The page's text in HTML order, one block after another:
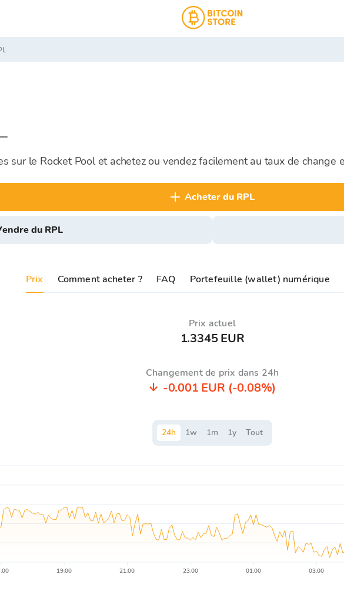
sur le Rocket Pool et achetez ou vendez facilement au taux de change
acheter du RPL
vendre du RPL
Prix Comment acheter ? FAQ Portefeuille (wallet) numérique
Prix ​​actuel
1.3345 EUR
Changement de prix dans 24h
-0.001 EUR (-0.08%)
24h 1w 1m 1y Tout
19:00 21:00 23:00 01:00 03:00